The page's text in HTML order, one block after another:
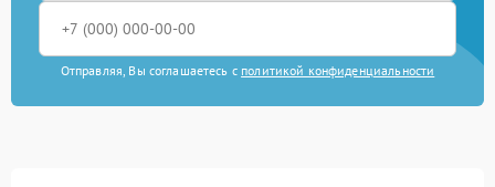
Отправляя, Вы соглашаетесь с политикой конфиденциальности